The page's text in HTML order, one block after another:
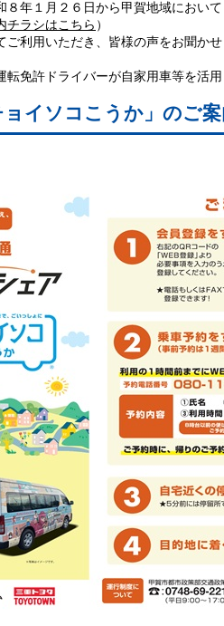
年１月２６日から甲賀地域におい
チラシはこちら ）
利用いただき、皆様の声をお聞かせ
免許ドライバーが自家用車等を活
イソコこうか」のご案